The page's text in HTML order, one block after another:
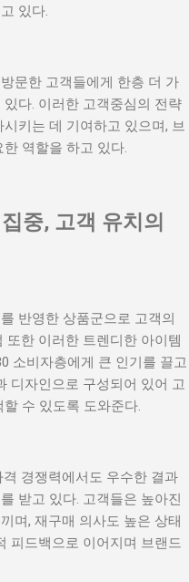
있다.
문한 고객들에게 한층 더 가
다. 이러한 고객중심의 전략
키는 데 기여하고 있으며, 브
역할을 하고 있다.
중, 고객 유치의
반영한 상품군으로 고객의
또한 이러한 트렌디한 아이템
소비자층에게 큰 인기를 끌고
디자인으로 구성되어 있어 고
수 있도록 도와준다.
경쟁력에서도 우수한 결과
받고 있다. 고객들은 높아진
며, 재구매 의사도 높은 상태
피드백으로 이어지며 브랜드